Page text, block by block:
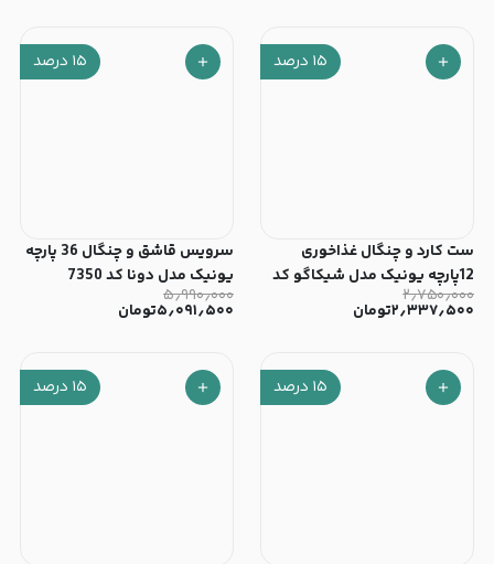
۱۵ درصد
ست کارد و چنگال غذاخوری
12پارچه یونیک مدل شیکاگو کد
7222
۲٫۷۵۰٫۰۰۰
۲٫۳۳۷٫۵۰۰تومان
۱۵ درصد
سرویس قاشق و چنگال 36 پارچه
یونیک مدل دونا کد 7350
۵٫۹۹۰٫۰۰۰
۵٫۰۹۱٫۵۰۰تومان
۱۵ درصد ۱۵ درصد